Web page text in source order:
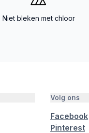
Niet bleken met chloor
Volg ons
Facebook
Pinterest